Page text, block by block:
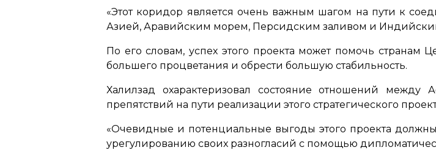
«Этот коридор является очень важным шагом на пути к
Азией, Аравийским морем, Персидским заливом и
По его словам, успех этого проекта может помочь странам
большего процветания и обрести большую стабильность.
Халилзад охарактеризовал состояние отношений
препятствий на пути реализации этого стратегического
«Очевидные и потенциальные выгоды этого проекта
урегулированию своих разногласий с помощью